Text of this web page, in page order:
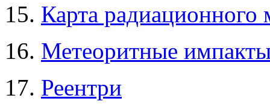
15. Карта
16. Метеоритные
17. Реентри